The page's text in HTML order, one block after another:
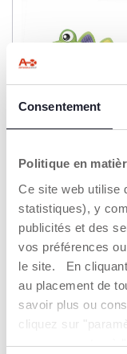
Consentement
Politique en
Ce site web utilise
statistiques), y
publicités et des
vos préférences
le site. En
au placement de
savoir plus ou
cliquez sur
vous consentez à
Tapis d'eau sensoriel
Crocodile
22,99 €
AJOUTER